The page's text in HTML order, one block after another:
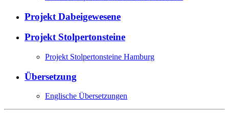
Projekt Dabeigewesene
Projekt Stolpertonsteine
Projekt Stolpertonsteine Hamburg
Übersetzung
Englische Übersetzungen